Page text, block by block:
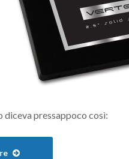
pressappoco così: